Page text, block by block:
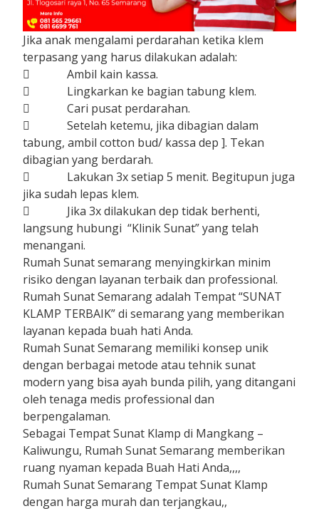
Jika anak mengalami perdarahan ketika klem
terpasang yang harus dilakukan adalah:
 Ambil kain kassa.
 Lingkarkan ke bagian tabung klem.
 Cari pusat perdarahan.
 Setelah ketemu, jika dibagian dalam
tabung, ambil cotton bud/ kassa dep ]. Tekan
dibagian yang berdarah.
 Lakukan 3x setiap 5 menit. Begitupun juga
jika sudah lepas klem.
 Jika 3x dilakukan dep tidak berhenti,
langsung hubungi “Klinik Sunat” yang telah
menangani.
Rumah Sunat semarang menyingkirkan minim
risiko dengan layanan terbaik dan professional.
Rumah Sunat Semarang adalah Tempat “SUNAT
KLAMP TERBAIK” di semarang yang memberikan
layanan kepada buah hati Anda.
Rumah Sunat Semarang memiliki konsep unik
dengan berbagai metode atau tehnik sunat
modern yang bisa ayah bunda pilih, yang ditangani
oleh tenaga medis professional dan
berpengalaman.
Sebagai Tempat Sunat Klamp di Mangkang –
Kaliwungu, Rumah Sunat Semarang memberikan
ruang nyaman kepada Buah Hati Anda,,,,
Rumah Sunat Semarang Tempat Sunat Klamp
dengan harga murah dan terjangkau,,